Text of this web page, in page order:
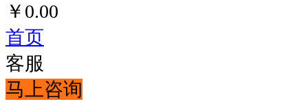
￥ 0.00
首页
客服
马上咨询